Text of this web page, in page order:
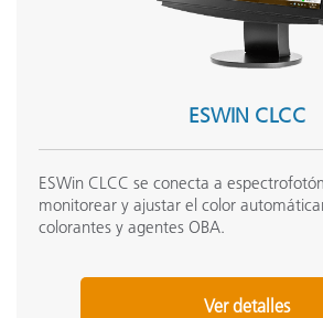
ESWIN CLCC
ESWin CLCC se conecta a
monitorear y ajustar el color
colorantes y agentes OBA.
Ver detalles